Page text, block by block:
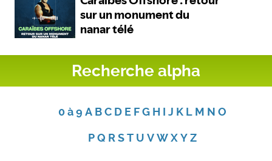
Recherche alpha
0 à 9 A B C D E F G H I J K L M N O
P Q R S T U V W X Y Z